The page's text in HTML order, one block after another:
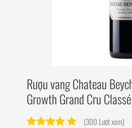
Rượu vang Chateau
Growth Grand Cru
(300 Lượt xem)